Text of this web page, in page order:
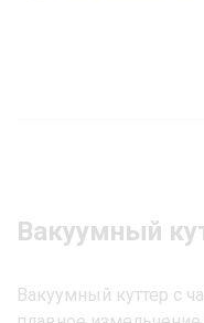
Вакуумный
Вакуумный куттер с